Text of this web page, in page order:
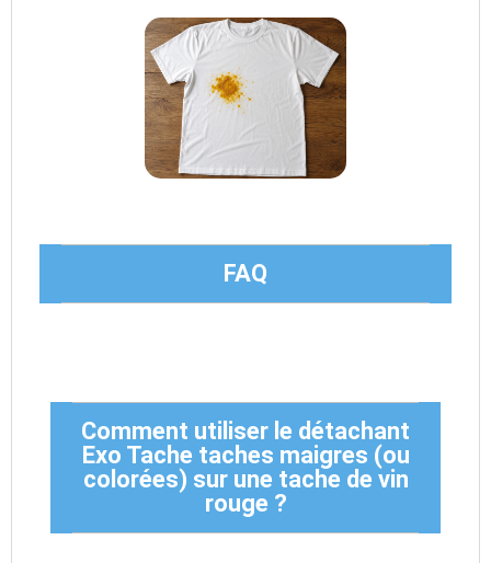
FAQ
Comment utiliser le détachant
Exo Tache taches maigres (ou
colorées) sur une tache de vin
rouge ?